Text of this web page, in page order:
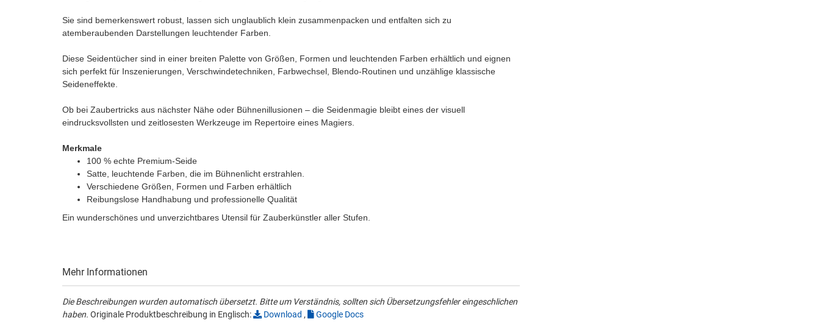
Sie sind bemerkenswert robust, lassen sich unglaublich klein zusammenpacken und entfalten sich zu
atemberaubenden Darstellungen leuchtender Farben.
Diese Seidentücher sind in einer breiten Palette von Größen, Formen und leuchtenden Farben erhältlich und eignen
sich perfekt für Inszenierungen, Verschwindetechniken, Farbwechsel, Blendo-Routinen und unzählige klassische
Seideneffekte.
Ob bei Zaubertricks aus nächster Nähe oder Bühnenillusionen – die Seidenmagie bleibt eines der visuell
eindrucksvollsten und zeitlosesten Werkzeuge im Repertoire eines Magiers.
Merkmale
100 % echte Premium-Seide
Satte, leuchtende Farben, die im Bühnenlicht erstrahlen.
Verschiedene Größen, Formen und Farben erhältlich
Reibungslose Handhabung und professionelle Qualität
Ein wunderschönes und unverzichtbares Utensil für Zauberkünstler aller Stufen.
Mehr Informationen
Die Beschreibungen wurden automatisch übersetzt. Bitte um Verständnis, sollten sich Übersetzungsfehler eingeschlichen
haben. Originale Produktbeschreibung in Englisch: Download , Google Docs